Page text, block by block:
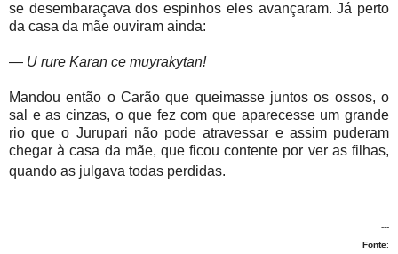
se desembaraçava dos espinhos eles avançaram. Já perto
da casa da mãe ouviram ainda:
— U rure Karan ce muyrakytan!
Mandou então o Carão que queimasse juntos os ossos, o
sal e as cinzas, o que fez com que aparecesse um grande
rio que o Jurupari não pode atravessar e assim puderam
chegar à casa da mãe, que ficou contente por ver as filhas,
quando as julgava todas perdidas.
---
Fonte: